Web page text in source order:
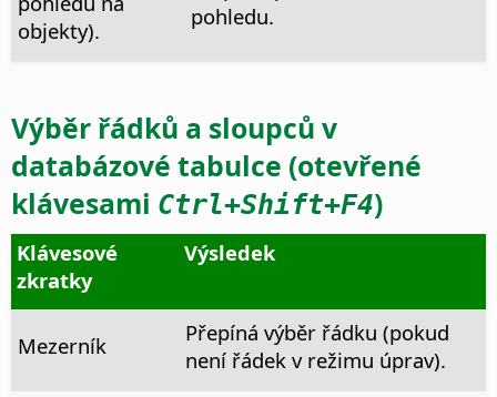
objekty).
pohledu.
Výběr řádků a sloupců v
databázové tabulce (otevřené
klávesami Ctrl+Shift+F4)
Klávesové
zkratky
Výsledek
Mezerník
Přepíná výběr řádku (pokud
není řádek v režimu úprav).